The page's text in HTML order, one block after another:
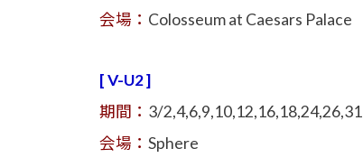
会場： Colosseum at Caesars Palace
[ V-U2 ]
期間： 3/2,4,6,9,10,12,16,18,24,26,31
会場： Sphere